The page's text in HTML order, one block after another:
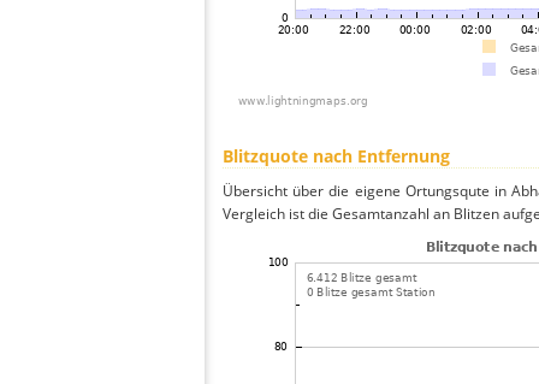
Blitzquote nach Entfernung
Übersicht über die eigene Ortungsqute in
Vergleich ist die Gesamtanzahl an Blitzen